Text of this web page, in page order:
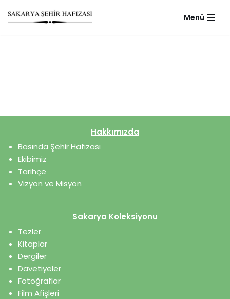
Menü
Hakkımızda
Basında Şehir Hafızası
Ekibimiz
Tarihçe
Vizyon ve Misyon
Sakarya Koleksiyonu
Tezler
Kitaplar
Dergiler
Davetiyeler
Fotoğraflar
Film Afişleri